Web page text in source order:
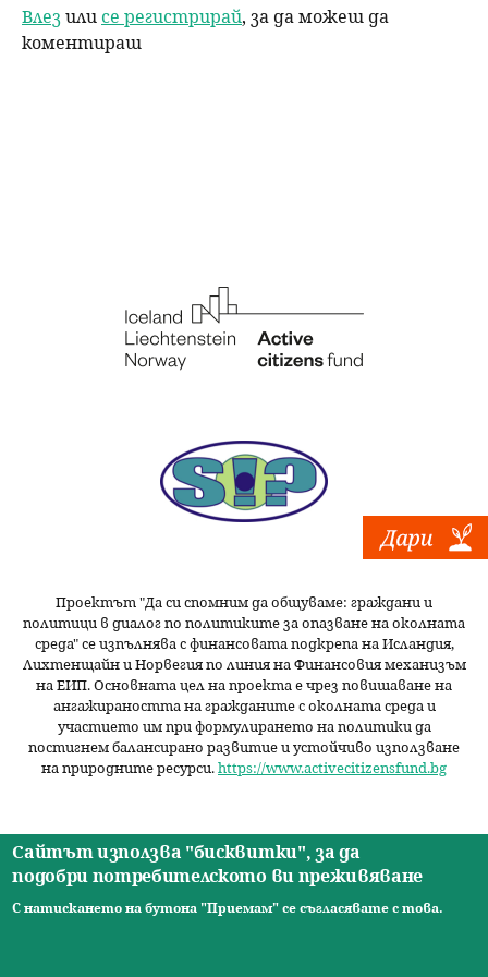
Влезили се регистрирай, за да можеш да
коментираш
Проектът "Да си спомним даобщуваме: граждани и
политици в диалог по политиките за опазване на околната
среда" се изпълнява с финансовата подкрепа на Исландия,
Лихтенщайн и Норвегия по линия на Финансовия механизъм
на ЕИП. Основната цел на проекта е чрез повишаване на
ангажираността на гражданите с околната среда и
участието им при формулирането на политики да
постигнем балансирано развитие и устойчиво използване
на природните ресурси.https://www.activecitizensfund.bg
О
Начало Новини Видео Ресурси За нас
Екип
Контакти
Сайтът използва "бисквитки", за да
подобри потребителското ви преживяване
С натискането на бутона "Приемам" се съгласявате с това.